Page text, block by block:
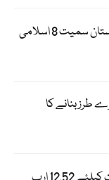
غزہ میں اسرائیلی کارروائیوں پر پاکستان سمیت 8 اسلامی
طرز بنانے کا